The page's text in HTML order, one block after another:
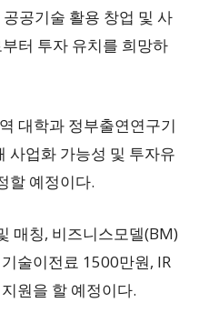
공기술 활용 창업 및 사
터 투자 유치를 희망하
대학과 정부출연연구기
사업화 가능성 및 투자유
할 예정이다.
매칭, 비즈니스모델(BM)
술이전료 1500만원, IR
원을 할 예정이다.